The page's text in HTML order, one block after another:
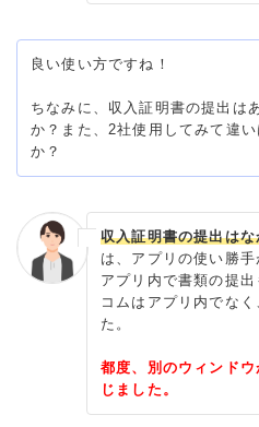
良い使い方ですね！
ちなみに、収入証明書の提出は
か？また、2社使用してみて違
か？
収入証明書の提出は
は、アプリの使い勝
アプリ内で書類の提
コムはアプリ内でな
た。
都度、別のウィンド
じました。